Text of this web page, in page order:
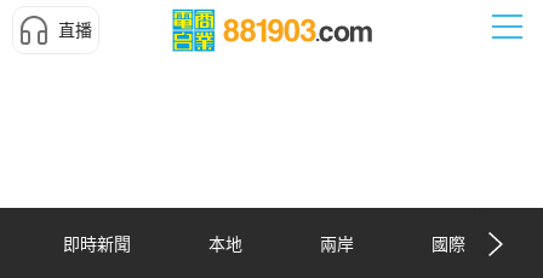
直播
即時新聞 本地 兩岸 國際